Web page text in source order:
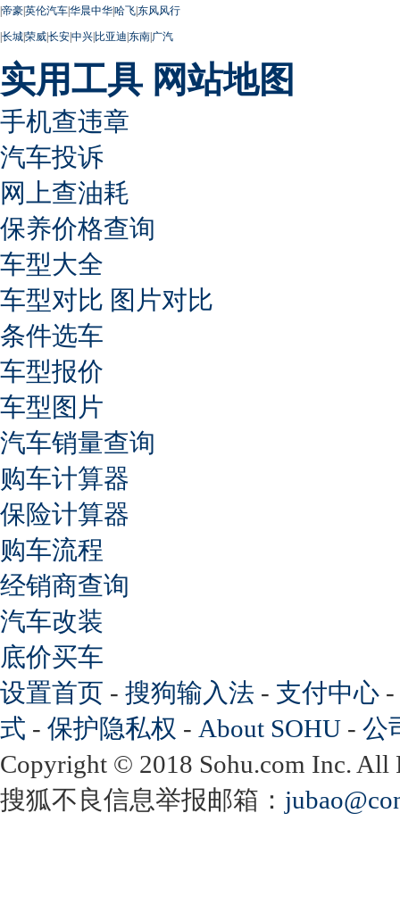
|帝豪|英伦汽车|华晨中华|哈飞|东风风行
|长城|荣威|长安|中兴|比亚迪|东南|广汽
实用工具 网站地图
手机查违章
汽车投诉
网上查油耗
保养价格查询
车型大全
车型对比 图片对比
条件选车
车型报价
车型图片
汽车销量查询
购车计算器
保险计算器
购车流程
经销商查询
汽车改装
底价买车
设置首页 - 搜狗输入法 - 支付中心 -
式 - 保护隐私权 - About SOHU - 公
Copyright © 2018 Sohu.com Inc.
搜狐不良信息举报邮箱：